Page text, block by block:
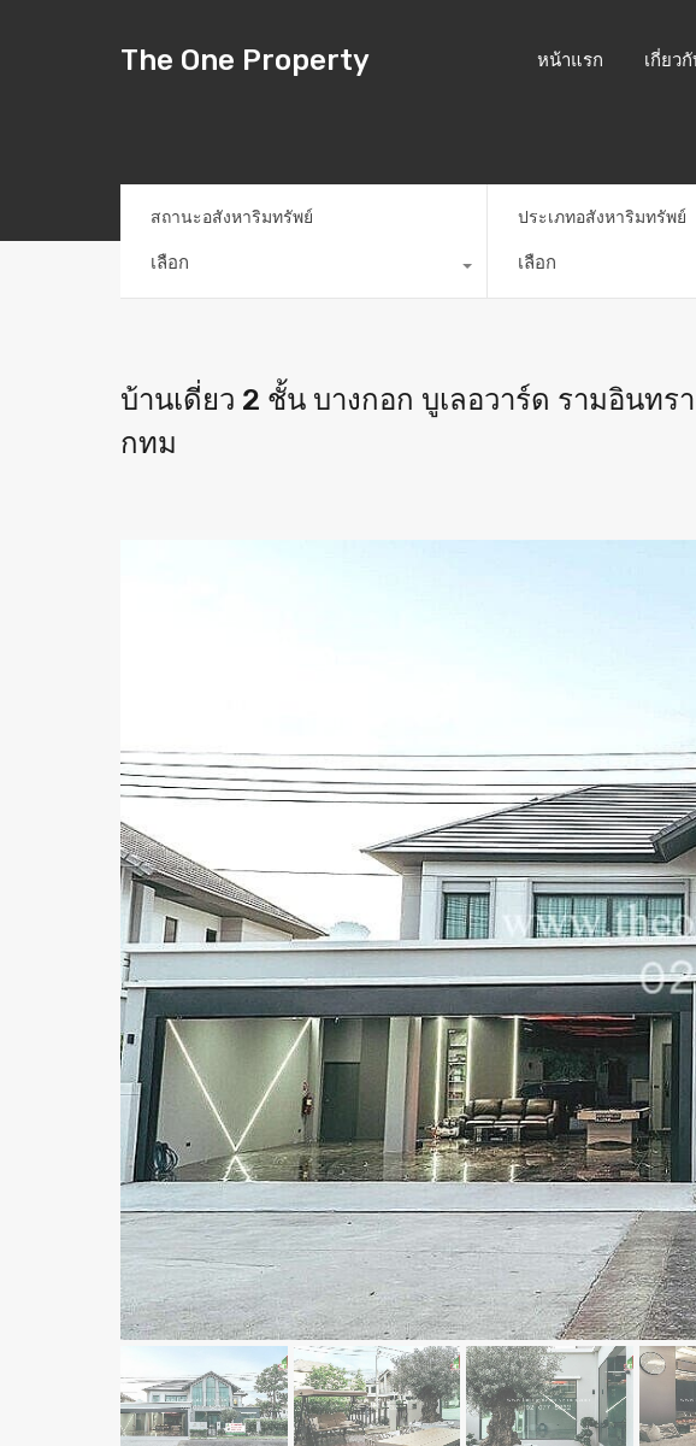
The One Property หน้าแรก เกี่ยวกั
สถานะอสังหาริมทรัพย์
เลือก
ประเภทอสังหาริมทรัพย์
เลือก
บ้านเดี่ยว 2 ชั้น บางกอก บูเลอวาร์ด รามอินท
กทม